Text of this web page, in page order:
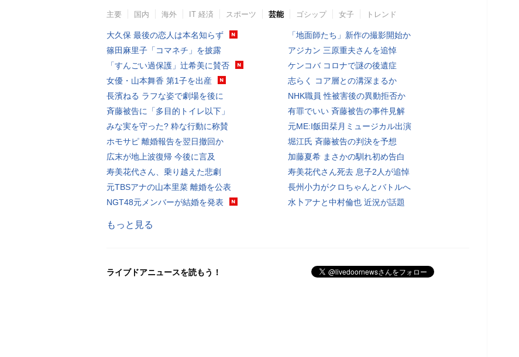
主要 国内 海外 IT 経済 スポーツ 芸能 ゴシップ 女子 トレンド
大久保 最後の恋人は本名知らず
篠田麻里子「コマネチ」を披露
「すんごい過保護」辻希美に賛否
女優・山本舞香 第1子を出産
長濱ねる ラフな姿で劇場を後に
斉藤被告に「多目的トイレ以下」
みな実を守った? 粋な行動に称賛
ホモサピ 離婚報告を翌日撤回か
広末が地上波復帰 今後に言及
寿美花代さん、乗り越えた悲劇
元TBSアナの山本里菜 離婚を公表
NGT48元メンバーが結婚を発表
「地面師たち」新作の撮影開始か
アジカン 三原重夫さんを追悼
ケンコバ コロナで謎の後遺症
志らく コア層との溝深まるか
NHK職員 性被害後の異動拒否か
有罪でいい 斉藤被告の事件見解
元ME:I飯田栞月ミュージカル出演
堀江氏 斉藤被告の判決を予想
加藤夏希 まさかの馴れ初め告白
寿美花代さん死去 息子2人が追悼
長州小力がクロちゃんとバトルへ
水卜アナと中村倫也 近況が話題
もっと見る
ライブドアニュースを読もう！